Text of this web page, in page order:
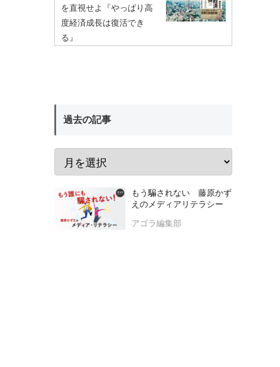
を直視せよ『やっぱり高
度経済成長は復活でき
る』
過去の記事
もう騙されない 藤原かず
えのメディアリテラシー
アゴラ編集部